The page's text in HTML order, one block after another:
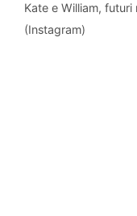
Kate e William,
(Instagram)